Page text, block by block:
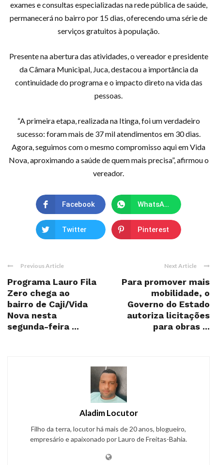
exames e consultas especializadas na rede pública de saúde,
permanecerá no bairro por 15 dias, oferecendo uma série de
serviços gratuitos à população.
Presente na abertura das atividades, o vereador e presidente
da Câmara Municipal, Juca, destacou a importância da
continuidade do programa e o impacto direto na vida das
pessoas.
“A primeira etapa, realizada na Itinga, foi um verdadeiro
sucesso: foram mais de 37 mil atendimentos em 30 dias.
Agora, seguimos com o mesmo compromisso aqui em Vida
Nova, aproximando a saúde de quem mais precisa”, afirmou o
vereador.
Facebook WhatsApp
Twitter Pinterest
Previous Article
Programa Lauro Fila
Zero chega ao
bairro de Caji/Vida
Nova nesta
segunda-feira ...
Next Article
Para promover mais
mobilidade, o
Governo do Estado
autoriza licitações
para obras ...
Aladim Locutor
Filho da terra, locutor há mais de 20 anos, blogueiro,
empresário e apaixonado por Lauro de Freitas-Bahia.